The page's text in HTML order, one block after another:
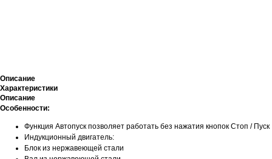
Описание
Характеристики
Описание
Особенности:
Функция Автопуск позволяет работать без нажатия кнопок Стоп / Пуск
Индукционный двигатель:
Блок из нержавеющей стали